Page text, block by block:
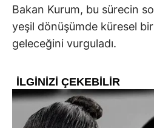
Bakan Kurum, bu sürecin
yeşil dönüşümde küresel
geleceğini vurguladı.